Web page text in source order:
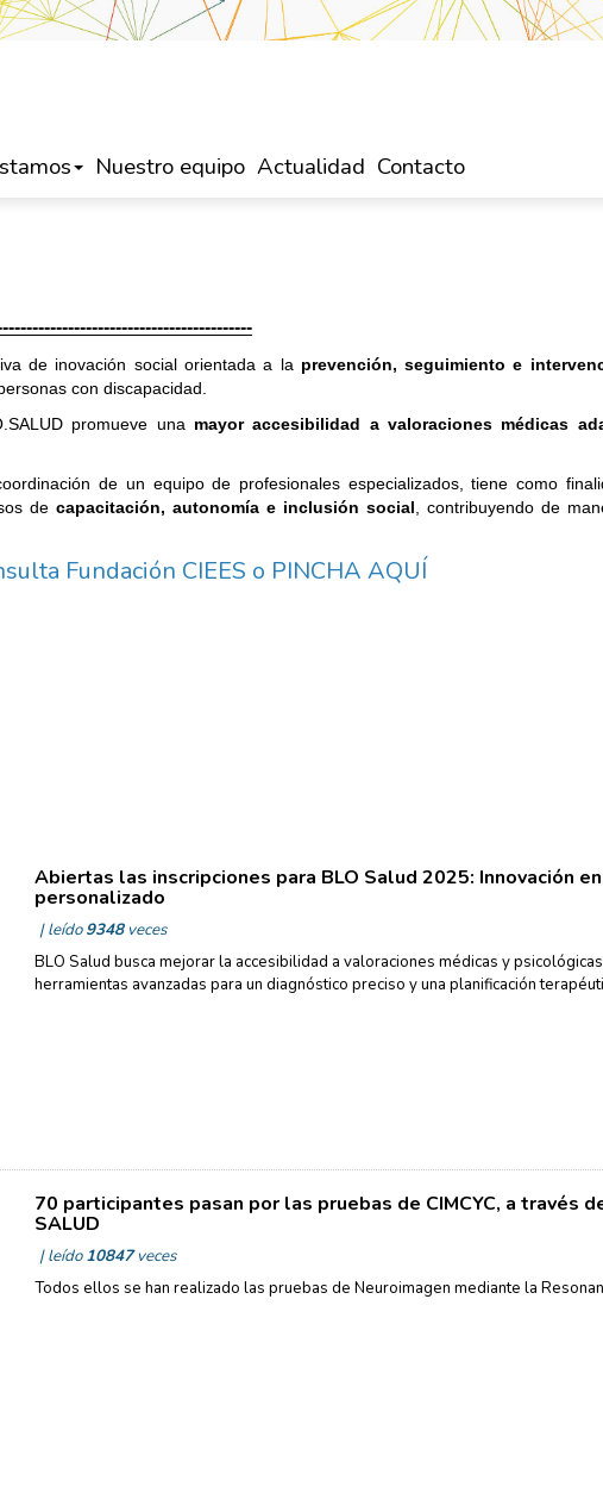
Nuestro equipo Actualidad Contacto
de inovación social orientada a la prevención, seguimiento e
con discapacidad.
promueve una mayor accesibilidad a valoraciones médicas
de un equipo de profesionales especializados, tiene como
decapacitación, autonomía e inclusión social , contribuyendo de
Fundación CIEES o PINCHA AQUÍ
Abiertas las inscripciones para BLO Salud 2025: Innovación
personalizado
| leído9348veces
BLO Salud busca mejorar la accesibilidad a valoraciones médicas y
herramientas avanzadas para un diagnóstico preciso y una planificación
70 participantes pasan por las pruebas de CIMCYC, a través
SALUD
| leído10847veces
Todos ellos se han realizado las pruebas de Neuroimagen mediante la